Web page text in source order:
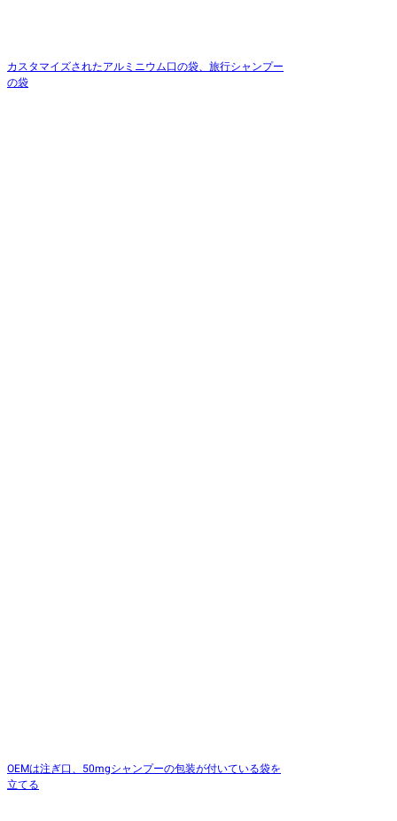
カスタマイズされたアルミニウム口の袋、旅行シャンプー
の袋
OEMは注ぎ口、50mgシャンプーの包装が付いている袋を
立てる